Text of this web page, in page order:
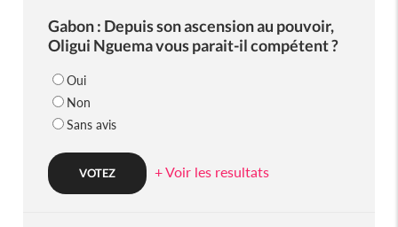
Gabon : Depuis son ascension au pouvoir,
Oligui Nguema vous parait-il compétent ?
Oui
Non
Sans avis
+ Voir les resultats